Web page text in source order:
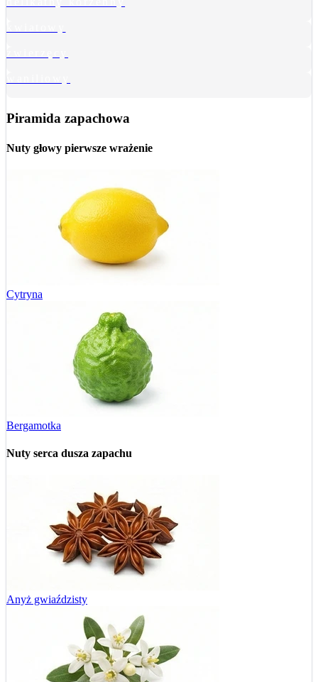
Piramida zapachowa
Nuty głowy pierwsze wrażenie
Cytryna
Bergamotka
Nuty serca dusza zapachu
Anyż gwiaździsty